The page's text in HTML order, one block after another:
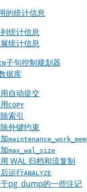
的统计信息
统计信息
统计信息
子句控制规划器
据库
自动提交
COPY
索引
外键约束
maintenance_work_mem
max_wal_size
WAL 归档和流复制
运行ANALYZE
pg_dump的一些注记